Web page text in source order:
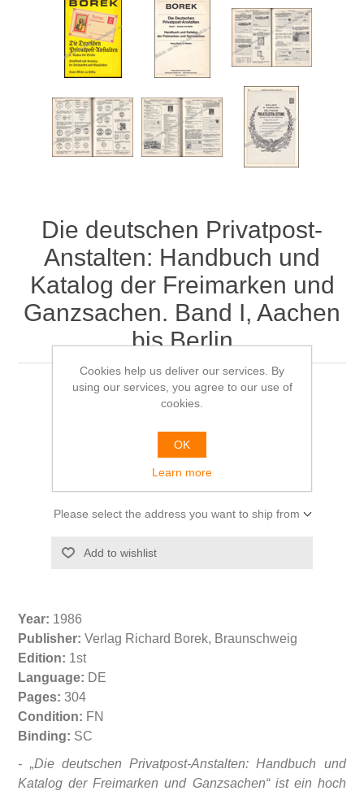
Die deutschen Privatpost-
Anstalten: Handbuch und
Katalog der Freimarken und
Ganzsachen. Band I, Aachen
bis Berlin
Hans Meier zu Eissen
€25.00
Please select the address you want to ship from
Year: 1986
Publisher: Verlag Richard Borek, Braunschweig
Edition: 1st
Language: DE
Pages: 304
Condition: FN
Binding: SC
- „Die deutschen Privatpost-Anstalten: Handbuch und
Katalog der Freimarken und Ganzsachen“ ist ein hoch
Cookies help us deliver our services. By
using our services, you agree to our use of
cookies.
OK
Learn more